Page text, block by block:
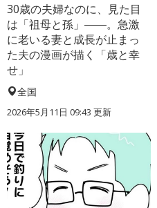
30歳の夫婦なのに、見た目
は「祖母と孫」――。急激
に老いる妻と成長が止まっ
た夫の漫画が描く「歳と幸
せ」
全国
2026年5月11日 09:43 更新